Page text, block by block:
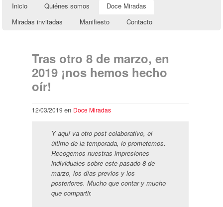
Inicio Quiénes somos
Doce Miradas
Miradas invitadas
Manifiesto Contacto
Tras otro 8 de marzo, en
2019 ¡nos hemos hecho
oír!
12/03/2019 en Doce Miradas
Y aquí va otro post colaborativo, el
último de la temporada, lo prometemos.
Recogemos nuestras impresiones
individuales sobre este pasado 8 de
marzo, los días previos y los
posteriores. Mucho que contar y mucho
que compartir.